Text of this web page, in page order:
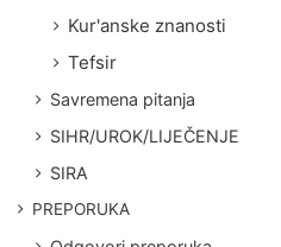
Kur'anske znanosti
Tefsir
Savremena pitanja
SIHR/UROK/LIJEČENJE
SIRA
PREPORUKA